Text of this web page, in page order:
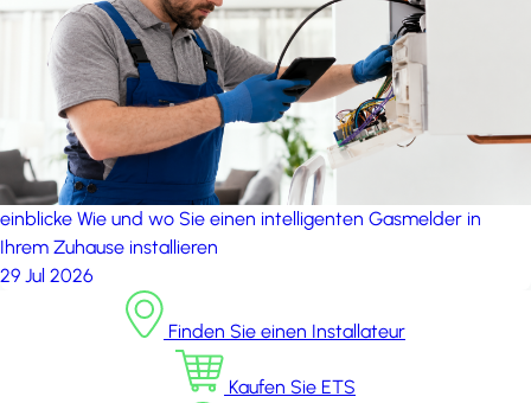
einblicke Wie und wo Sie einen intelligenten Gasmelder in
Ihrem Zuhause installieren
29 Jul 2026
Finden Sie einen Installateur
Kaufen Sie ETS